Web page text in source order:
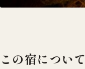
この宿について